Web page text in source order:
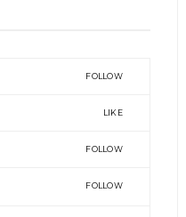
FOLLOW
LIKE
FOLLOW
FOLLOW